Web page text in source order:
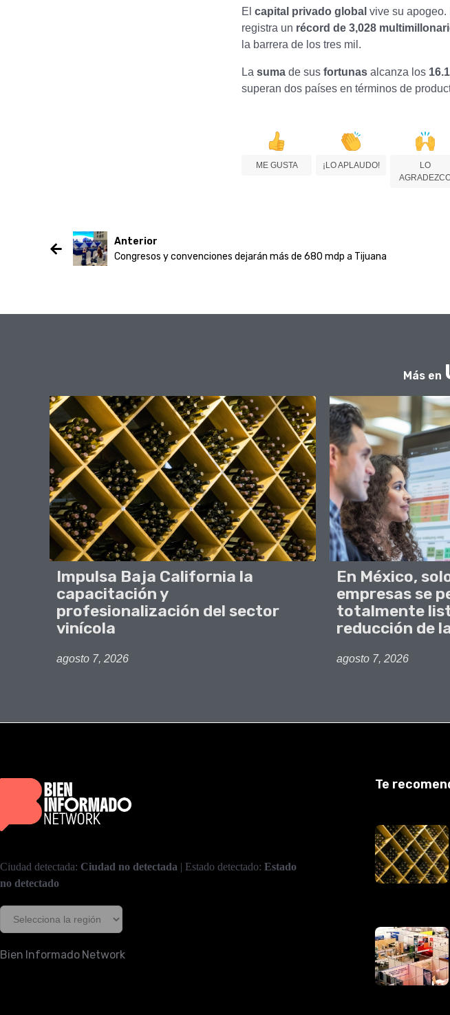
El capital privado global vive su
registra un récord de 3,028
la barrera de los tres mil.
La suma de sus fortunas alcanza los
superan dos países en términos de
ME GUSTA ¡LO APLAUDO!
LO
Anterior
Congresos y convenciones dejarán más de 680 mdp a Tijuana
Más en
Impulsa Baja California la
capacitación y
profesionalización del sector
vinícola
agosto 7, 2026
En México,
empresas se
totalmente
reducción de
agosto 7, 2026
Ciudad detectada: Ciudad no detectada | Estado detectado: Estado
no detectado
Bien Informado Network
Te